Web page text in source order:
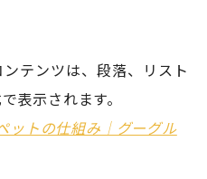
テンツは、段落、リスト
表示されます。
ットの仕組み｜グーグル